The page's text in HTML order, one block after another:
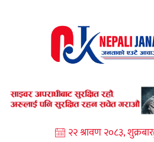
२२ श्रावण २०८३, शुक्रबार